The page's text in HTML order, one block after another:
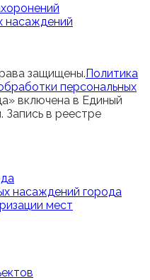
насаждений
защищены.Политика
персональных
включена в Единый
Запись в реестре
насаждений города
мест